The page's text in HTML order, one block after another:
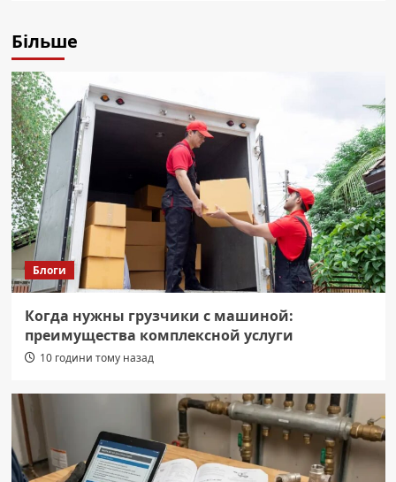
Більше
Блоги
Когда нужны грузчики с машиной:
преимущества комплексной услуги
10 години тому назад